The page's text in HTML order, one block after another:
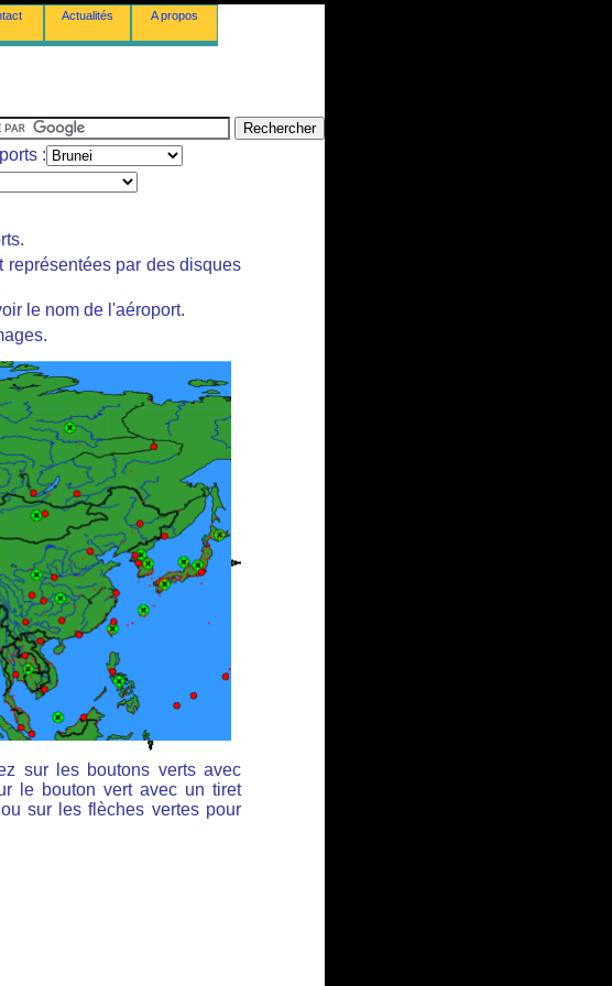
Actualités A propos
:
représentées par des disques
le nom de l'aéroport.
sur les boutons verts avec
le bouton vert avec un tiret
sur les flèches vertes pour